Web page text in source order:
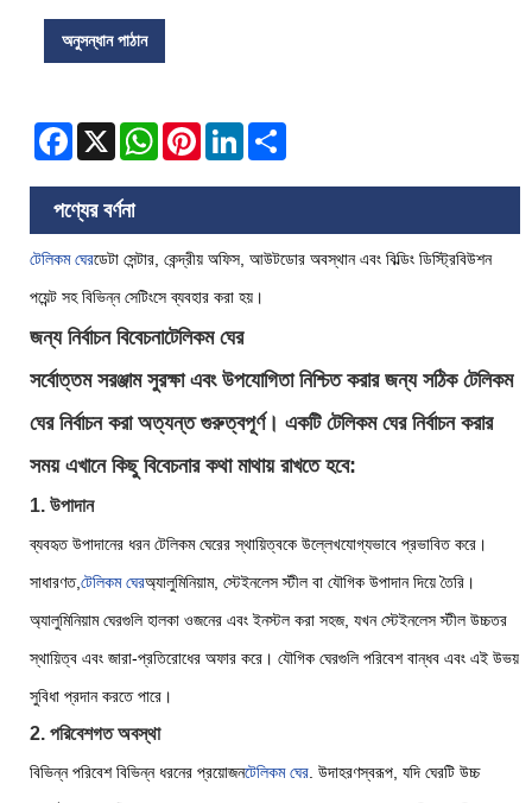
অনুসন্ধান পাঠান
Facebook
X WhatsAppPinterestLinkedIn
পণ্যের বর্ণনা
টেলিকম ঘেরডেটা সেন্টার, কেন্দ্রীয় অফিস, আউটডোর অবস্থান এবং বিল্ডিং ডিস্ট্রিবিউশন
পয়েন্ট সহ বিভিন্ন সেটিংসে ব্যবহার করা হয়।
জন্য নির্বাচন বিবেচনাটেলিকম ঘের
সর্বোত্তম সরঞ্জাম সুরক্ষা এবং উপযোগিতা নিশ্চিত করার জন্য সঠিক টেলিকম
ঘের নির্বাচন করা অত্যন্ত গুরুত্বপূর্ণ। একটি টেলিকম ঘের নির্বাচন করার
সময় এখানে কিছু বিবেচনার কথা মাথায় রাখতে হবে:
1. উপাদান
ব্যবহৃত উপাদানের ধরন টেলিকম ঘেরের স্থায়িত্বকে উল্লেখযোগ্যভাবে প্রভাবিত করে।
সাধারণত,টেলিকম ঘেরঅ্যালুমিনিয়াম, স্টেইনলেস স্টীল বা যৌগিক উপাদান দিয়ে তৈরি।
অ্যালুমিনিয়াম ঘেরগুলি হালকা ওজনের এবং ইনস্টল করা সহজ, যখন স্টেইনলেস স্টীল উচ্চতর
স্থায়িত্ব এবং জারা-প্রতিরোধের অফার করে। যৌগিক ঘেরগুলি পরিবেশ বান্ধব এবং এই উভয়
সুবিধা প্রদান করতে পারে।
2. পরিবেশগত অবস্থা
বিভিন্ন পরিবেশ বিভিন্ন ধরনের প্রয়োজনটেলিকম ঘের . উদাহরণস্বরূপ, যদি ঘেরটি উচ্চ